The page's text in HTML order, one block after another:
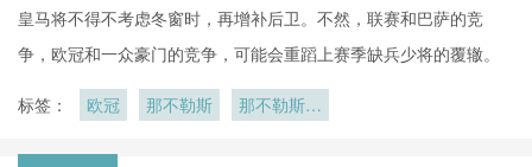
皇马将不得不考虑冬窗时，再增补后卫。不然，联赛和巴萨的竞
争，欧冠和一众豪门的竞争，可能会重蹈上赛季缺兵少将的覆辙。
标签： 欧冠 那不勒斯
那不勒斯的